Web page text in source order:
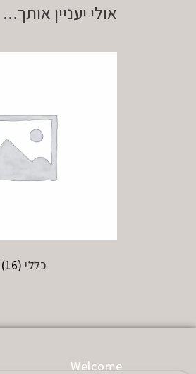
אולי יעניין אותך...
כללי (16)
Welcome